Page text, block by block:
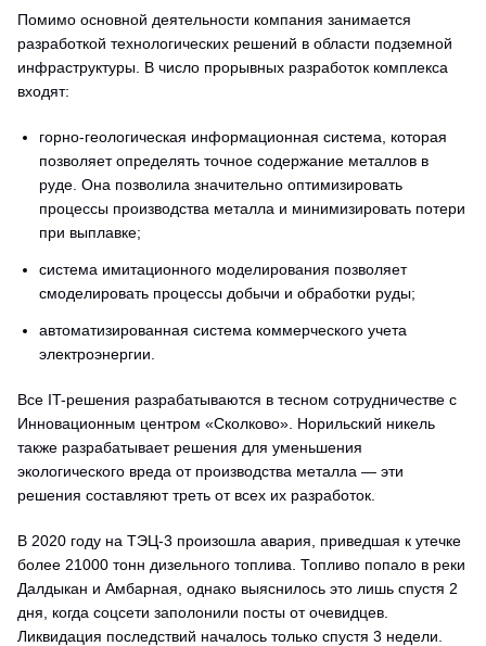
Помимо основной деятельности компания занимается
разработкой технологических решений в области подземной
инфраструктуры. В число прорывных разработок комплекса
входят:
горно-геологическая информационная система, которая
позволяет определять точное содержание металлов в
руде. Она позволила значительно оптимизировать
процессы производства металла и минимизировать потери
при выплавке;
система имитационного моделирования позволяет
смоделировать процессы добычи и обработки руды;
автоматизированная система коммерческого учета
электроэнергии.
Все IT-решения разрабатываются в тесном сотрудничестве с
Инновационным центром «Сколково». Норильский никель
также разрабатывает решения для уменьшения
экологического вреда от производства металла — эти
решения составляют треть от всех их разработок.
В 2020 году на ТЭЦ-3 произошла авария, приведшая к утечке
более 21000 тонн дизельного топлива. Топливо попало в реки
Далдыкан и Амбарная, однако выяснилось это лишь спустя 2
дня, когда соцсети заполонили посты от очевидцев.
Ликвидация последствий началось только спустя 3 недели.